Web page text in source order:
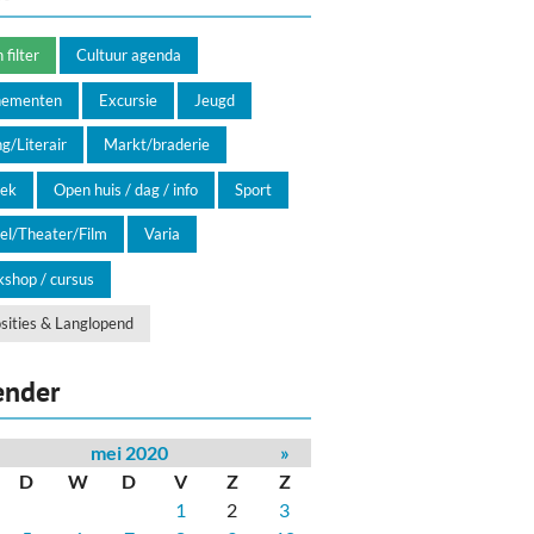
filter Cultuur agenda
Excursie Jeugd
Literair Markt/braderie
Open huis / dag / info Sport
Theater/Film Varia
/ cursus
& Langlopend
mei 2020
»
D W D V Z
Z
1
2
3